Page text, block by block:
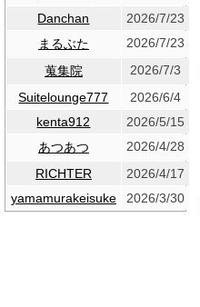
Danchan
2026/7/23
まるぶた
2026/7/23
蒐集院
2026/7/3
Suitelounge777
2026/6/4
kenta912
2026/5/15
あつあつ
2026/4/28
RICHTER
2026/4/17
yamamurakeisuke
2026/3/30